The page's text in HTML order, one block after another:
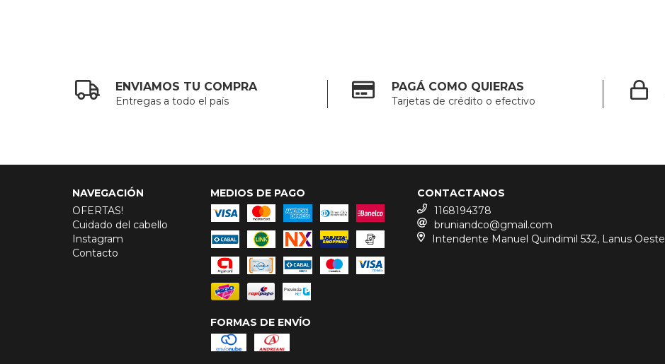
ENVIAMOS TU COMPRA
Entregas a todo el país
PAGÁ COMO QUIERAS
Tarjetas de crédito o efectivo
NAVEGACIÓN
OFERTAS!
Cuidado del cabello
Instagram
Contacto
MEDIOS DE PAGO
FORMAS DE ENVÍO
CONTACTANOS
1168194378
bruniandco@gmail.com
Intendente Manuel Quindimil 532, Lanus Oeste